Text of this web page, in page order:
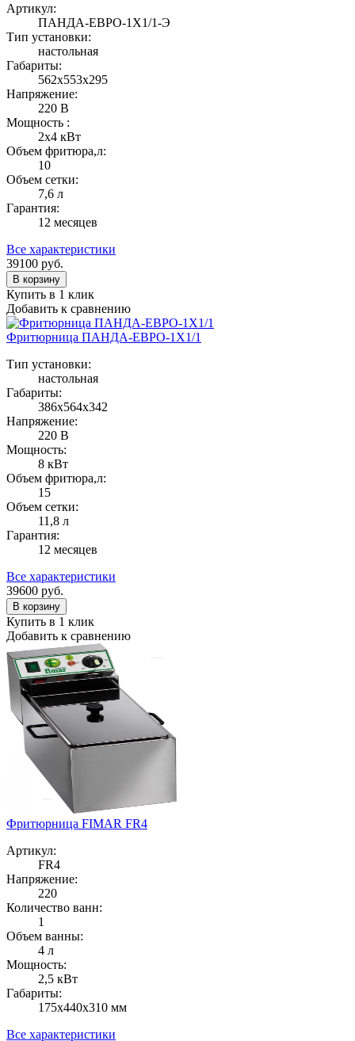
Артикул:
ПАНДА-ЕВРО-1Х1/1-Э
Тип установки:
настольная
Габариты:
562х553х295
Напряжение:
220 В
Мощность :
2х4 кВт
Объем фритюра,л:
10
Объем сетки:
7,6 л
Гарантия:
12 месяцев
Все характеристики
39100 руб.
В корзину
Купить в 1 клик
Добавить к сравнению
Фритюрница ПАНДА-ЕВРО-1Х1/1
Тип установки:
настольная
Габариты:
386х564х342
Напряжение:
220 В
Мощность:
8 кВт
Объем фритюра,л:
15
Объем сетки:
11,8 л
Гарантия:
12 месяцев
Все характеристики
39600 руб.
В корзину
Купить в 1 клик
Добавить к сравнению
Фритюрница FIMAR FR4
Артикул:
FR4
Напряжение:
220
Количество ванн:
1
Объем ванны:
4 л
Мощность:
2,5 кВт
Габариты:
175х440х310 мм
Все характеристики